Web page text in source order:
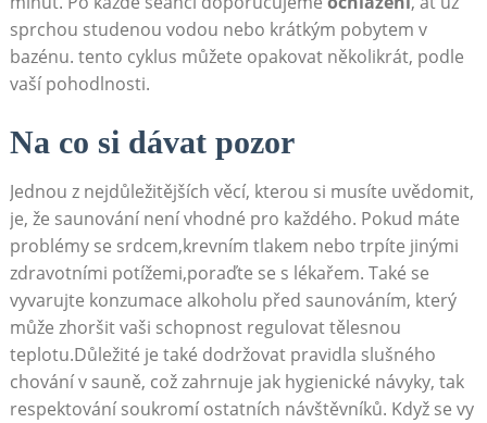
sprchou studenou vodou nebo krátkým pobytem v
bazénu. tento cyklus můžete opakovat několikrát, podle
vaší pohodlnosti.
Na co si dávat pozor
Jednou z nejdůležitějších věcí, kterou si musíte uvědomit,
je, že saunování není vhodné pro každého. Pokud máte
problémy se srdcem,krevním tlakem nebo trpíte jinými
zdravotními potížemi,poraďte se s lékařem. Také se
vyvarujte konzumace alkoholu před saunováním, který
může zhoršit vaši schopnost regulovat tělesnou
teplotu.Důležité je také dodržovat pravidla slušného
chování v sauně, což zahrnuje jak hygienické návyky, tak
respektování soukromí ostatních návštěvníků. Když se vy